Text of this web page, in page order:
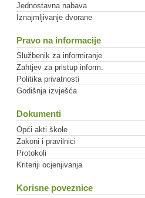
Jednostavna nabava
Iznajmljivanje dvorane
Pravo na informacije
Službenik za informiranje
Zahtjev za pristup inform.
Politika privatnosti
Godišnja izvješća
Dokumenti
Opći akti škole
Zakoni i pravilnici
Protokoli
Kriteriji ocjenjivanja
Korisne poveznice